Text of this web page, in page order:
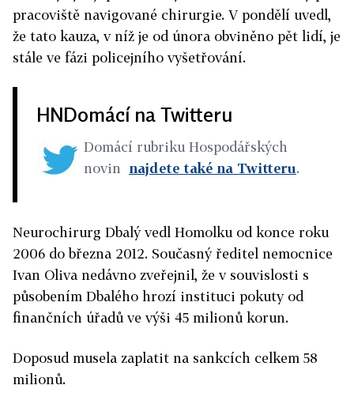
pracoviště navigované chirurgie. V pondělí uvedl,
že tato kauza, v níž je od února obviněno pět lidí, je
stále ve fázi policejního vyšetřování.
HNDomácí na Twitteru
Domácí rubriku Hospodářských
novin najdete také na Twitteru.
Neurochirurg Dbalý vedl Homolku od konce roku
2006 do března 2012. Současný ředitel nemocnice
Ivan Oliva nedávno zveřejnil, že v souvislosti s
působením Dbalého hrozí instituci pokuty od
finančních úřadů ve výši 45 milionů korun.
Doposud musela zaplatit na sankcích celkem 58
milionů.